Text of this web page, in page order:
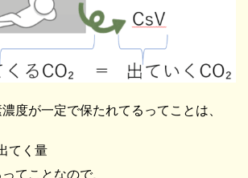
度が一定で保たれてるってことは、
てく量
てことなので、